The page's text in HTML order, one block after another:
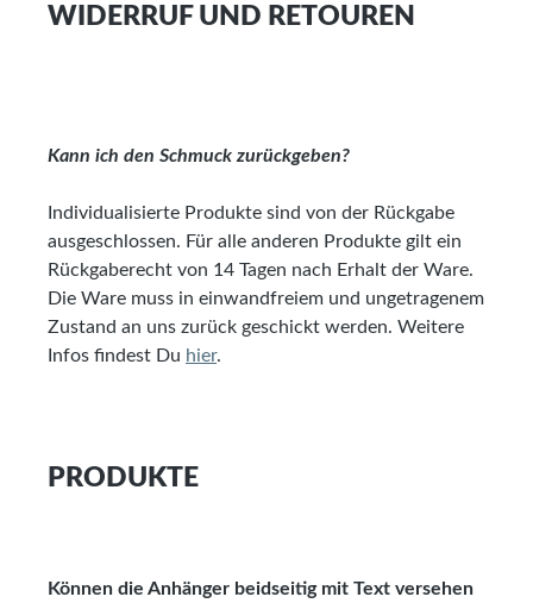
WIDERRUF UND RETOUREN
Kann ich den Schmuck zurückgeben?
Individualisierte Produkte sind von der Rückgabe
ausgeschlossen. Für alle anderen Produkte gilt ein
Rückgaberecht von 14 Tagen nach Erhalt der Ware.
Die Ware muss in einwandfreiem und ungetragenem
Zustand an uns zurück geschickt werden. Weitere
Infos findest Du hier.
PRODUKTE
Können die Anhänger beidseitig mit Text versehen